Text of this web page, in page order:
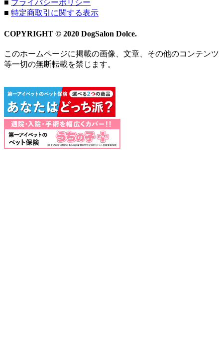
■ プライバシーポリシー
■ 特定商取引に関する表示
COPYRIGHT © 2020 DogSalon Dolce.
このホームページに掲載の画像、文章、その他のコンテンツ
等一切の無断転載を禁じます。